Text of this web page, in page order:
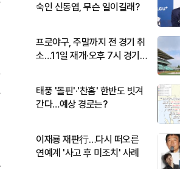
숙인 신동엽, 무슨 일이길래?
프로야구, 주말까지 전 경기 취
소…11일 재개·오후 7시 경기
태풍 '돌핀'·'찬홈' 한반도 빗겨
간다…예상 경로는?
이재룡 재판行…다시 떠오른
연예계 '사고 후 미조치' 사례